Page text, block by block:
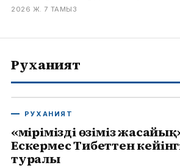
2026 Ж. 7 ТАМЫЗ
Руханият
РУХАНИЯТ
«Өмірімізді өзіміз
Ескермес Тибеттен
туралы